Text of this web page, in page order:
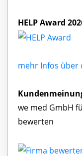
HELP Award
mehr Infos über
we med GmbH
bewerten